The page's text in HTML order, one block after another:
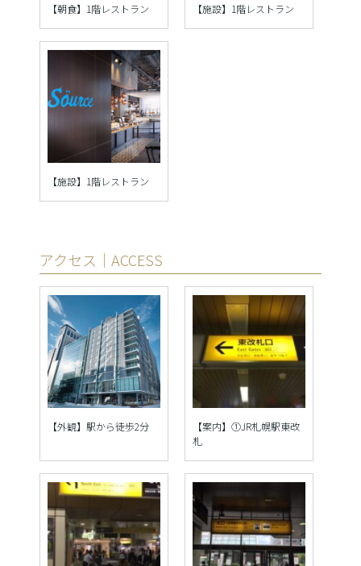
【朝食】1階レストラン 【施設】1階レストラン
【施設】1階レストラン
アクセス｜ACCESS
【外観】駅から徒歩2分
【案内】①JR札幌駅東改
札